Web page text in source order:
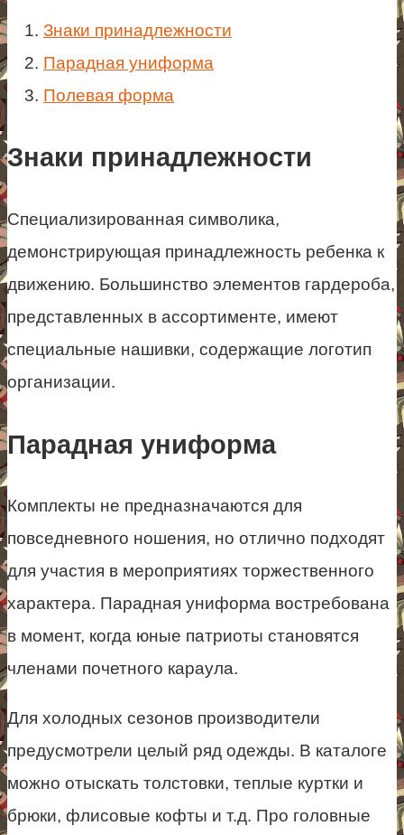
Знаки принадлежности
Парадная униформа
Полевая форма
Знаки принадлежности
Специализированная символика,
демонстрирующая принадлежность ребенка к
движению. Большинство элементов гардероба,
представленных в ассортименте, имеют
специальные нашивки, содержащие логотип
организации.
Парадная униформа
Комплекты не предназначаются для
повседневного ношения, но отлично подходят
для участия в мероприятиях торжественного
характера. Парадная униформа востребована
в момент, когда юные патриоты становятся
членами почетного караула.
Для холодных сезонов производители
предусмотрели целый ряд одежды. В каталоге
можно отыскать толстовки, теплые куртки и
брюки, флисовые кофты и т.д. Про головные